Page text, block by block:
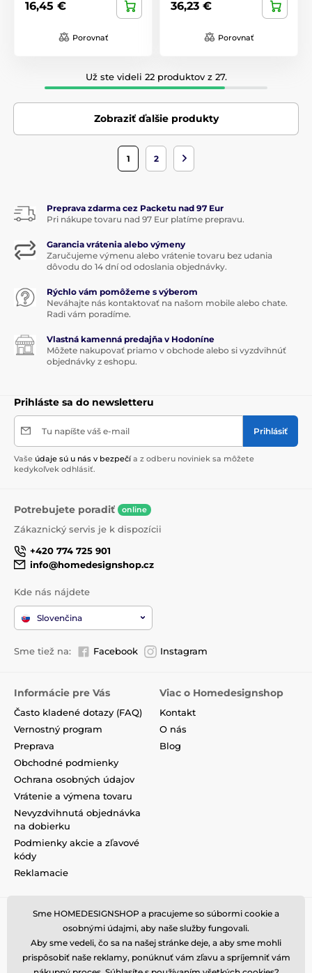
16,45 €
Porovnať
36,23 €
Porovnať
Už ste videli 22 produktov z 27.
Zobraziť ďalšie produkty
1 2
Preprava zdarma cez Packetu nad 97 Eur
Pri nákupe tovaru nad 97 Eur platíme prepravu.
Garancia vrátenia alebo výmeny
Zaručujeme výmenu alebo vrátenie tovaru bez udania
dôvodu do 14 dní od odoslania objednávky.
Rýchlo vám pomôžeme s výberom
Neváhajte nás kontaktovať na našom mobile alebo chate.
Radi vám poradíme.
Vlastná kamenná predajňa v Hodoníne
Môžete nakupovať priamo v obchode alebo si vyzdvihnúť
objednávky z eshopu.
Prihláste sa do newsletteru
Tu napíšte váš e-mail Prihlásiť
Vaše údaje sú u nás v bezpečí a z odberu noviniek sa môžete
kedykoľvek odhlásiť.
Potrebujete poradiť online
Zákaznický servis je k dispozícii
+420 774 725 901
info@homedesignshop.cz
Kde nás nájdete
Slovenčina
Sme tiež na: Facebook Instagram
Informácie pre Vás
Často kladené dotazy (FAQ)
Vernostný program
Preprava
Obchodné podmienky
Ochrana osobných údajov
Vrátenie a výmena tovaru
Nevyzdvihnutá objednávka
na dobierku
Podmienky akcie a zľavové
kódy
Reklamacie
Viac o Homedesignshop
Kontakt
O nás
Blog
Sme HOMEDESIGNSHOP a pracujeme so súbormi cookie a
osobnými údajmi, aby naše služby fungovali.
Aby sme vedeli, čo sa na našej stránke deje, a aby sme mohli
prispôsobiť naše reklamy, ponúknuť vám zľavu a spríjemniť vám